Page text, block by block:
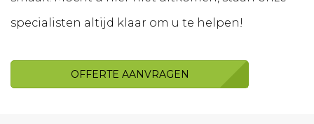
specialisten altijd klaar om u te helpen!
OFFERTE AANVRAGEN